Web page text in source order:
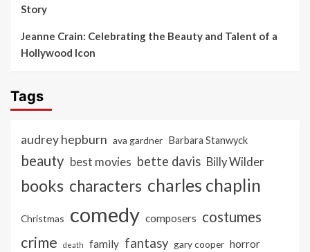
Story
Jeanne Crain: Celebrating the Beauty and Talent of a
Hollywood Icon
Tags
audrey hepburn ava gardner Barbara Stanwyck
beauty best movies bette davis Billy Wilder
books characters charles chaplin
Christmas comedy composers costumes
crime death family fantasy gary cooper horror